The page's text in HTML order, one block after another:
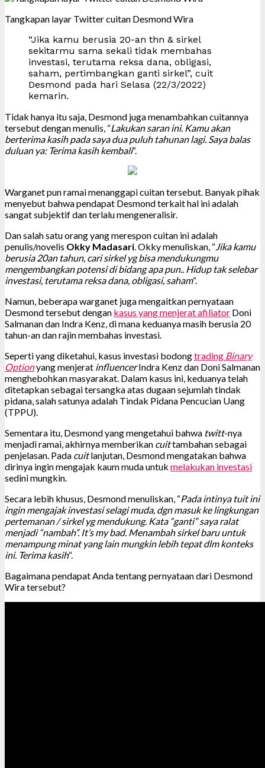
Tangkapan layar Twitter cuitan Desmond Wira
“Jika kamu berusia 20-an thn & sirkel
sekitarmu sama sekali tidak membahas
investasi, terutama reksa dana, obligasi,
saham, pertimbangkan ganti sirkel”, cuit
Desmond pada hari Selasa (22/3/2022)
kemarin.
Tidak hanya itu saja, Desmond juga menambahkan cuitannya
tersebut dengan menulis, “Lakukan saran ini. Kamu akan
berterima kasih pada saya dua puluh tahunan lagi. Saya balas
duluan ya: Terima kasih kembali“.
Warganet pun ramai menanggapi cuitan tersebut. Banyak pihak
menyebut bahwa pendapat Desmond terkait hal ini adalah
sangat subjektif dan terlalu mengeneralisir.
Dan salah satu orang yang merespon cuitan ini adalah
penulis/novelis Okky Madasari . Okky menuliskan, “ Jika kamu
berusia 20an tahun, cari sirkel yg bisa mendukungmu
mengembangkan potensi di bidang apa pun.. Hidup tak selebar
investasi, terutama reksa dana, obligasi, saham“.
Namun, beberapa warganet juga mengaitkan pernyataan
Desmond tersebut dengan kasus yang menjerat afiliator Doni
Salmanan dan Indra Kenz, di mana keduanya masih berusia 20
tahun-an dan rajin membahas investasi.
Seperti yang diketahui, kasus investasi bodongtrading Binary
Optionyang menjerat influencerIndra Kenz dan Doni Salmanan
menghebohkan masyarakat. Dalam kasus ini, keduanya telah
ditetapkan sebagai tersangka atas dugaan sejumlah tindak
pidana, salah satunya adalah Tindak Pidana Pencucian Uang
(TPPU).
Sementara itu, Desmond yang mengetahui bahwa twitt-nya
menjadi ramai, akhirnya memberikan cuittambahan sebagai
penjelasan. Pada cuitlanjutan, Desmond mengatakan bahwa
dirinya ingin mengajak kaum muda untuk melakukan investasi
sedini mungkin.
Secara lebih khusus, Desmond menuliskan, “Pada intinya tuit ini
ingin mengajak investasi selagi muda, dgn masuk ke lingkungan
pertemanan / sirkel yg mendukung. Kata “ganti” saya ralat
menjadi “nambah”. It’s my bad. Menambah sirkel baru untuk
menampung minat yang lain mungkin lebih tepat dlm konteks
ini. Terima kasih“.
Bagaimana pendapat Anda tentang pernyataan dari Desmond
Wira tersebut?